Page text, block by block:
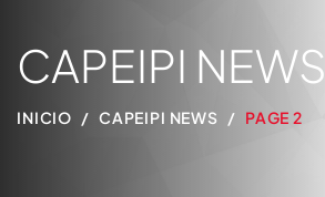
CAPEIPI NEWS
INICIO CAPEIPI NEWS PAGE 2